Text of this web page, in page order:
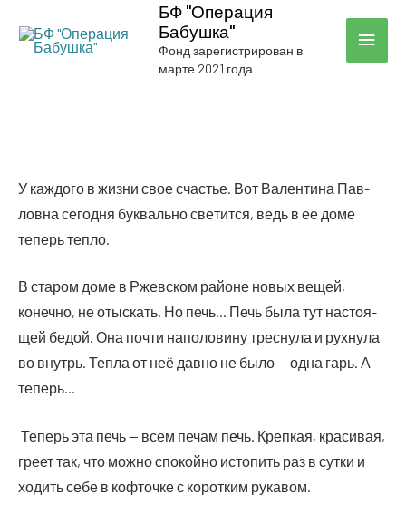
БФ "Операция
Бабушка"
Фонд зарегистрирован в
марте 2021 года
У каж­до­го в жиз­ни свое сча­стье. Вот Вален­ти­на Пав­
лов­на сего­дня бук­валь­но све­тит­ся, ведь в ее доме
теперь тепло.
В ста­ром доме в Ржев­ском рай­оне новых вещей,
конеч­но, не отыс­кать. Но печь… Печь была тут насто­я­
щей бедой. Она почти напо­ло­ви­ну трес­ну­ла и рух­ну­ла
во внутрь. Теп­ла от неё дав­но не было — одна гарь. А
теперь…
Теперь эта печь — всем печам печь. Креп­кая, кра­си­вая,
гре­ет так, что мож­но спо­кой­но исто­пить раз в сут­ки и
ходить себе в коф­точ­ке с корот­ким рукавом.